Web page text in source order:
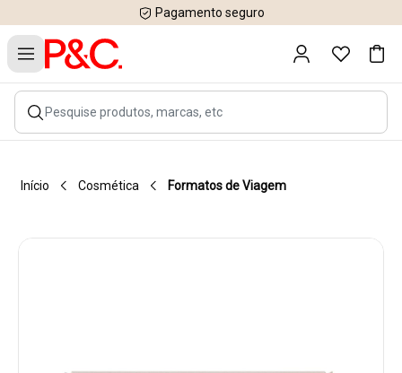
Pagamento seguro
Início Cosmética Formatos de Viagem